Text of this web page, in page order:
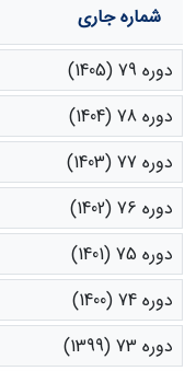
شماره جاری
دوره 79 (1405)
دوره 78 (1404)
دوره 77 (1403)
دوره 76 (1402)
دوره 75 (1401)
دوره 74 (1400)
دوره 73 (1399)